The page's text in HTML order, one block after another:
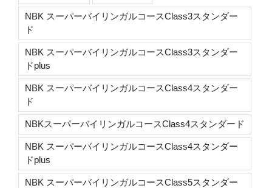
NBK スーパーバイリンガルコースClass3スタンダー
ド
NBK スーパーバイリンガルコースClass3スタンダー
ドplus
NBK スーパーバイリンガルコースClass4スタンダー
ド
NBKスーパーバイリンガルコースClass4スタンダード
NBK スーパーバイリンガルコースClass4スタンダー
ドplus
NBK スーパーバイリンガルコースClass5スタンダー